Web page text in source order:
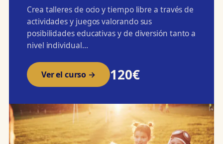
Crea talleres de ocio y tiempo libre a través de
actividades y juegos valorando sus
posibilidades educativas y de diversión tanto a
nivel individual…
Ver el curso → 120€